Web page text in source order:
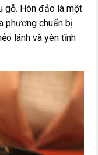
gỗ. Hòn đảo là một
phương chuẩn bị
lánh và yên tĩnh